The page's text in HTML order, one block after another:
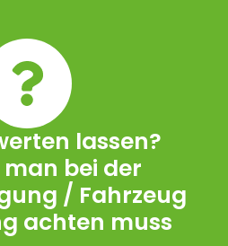
lassen?
bei der
/ Fahrzeug
achten muss